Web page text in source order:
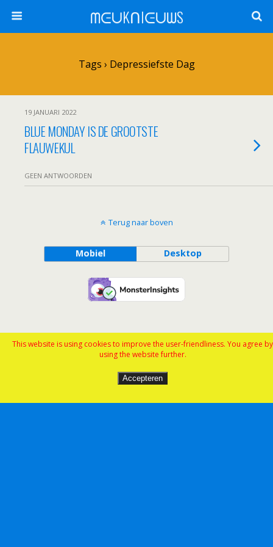
ᗰᕮᑌKᑎIᕮᑌᗯS
Tags › Depressiefste Dag
19 JANUARI 2022
BLUE MONDAY IS DE GROOTSTE
FLAUWEKUL
GEEN ANTWOORDEN
Terug naar boven
Mobiel Desktop
This website is using cookies to improve the user-friendliness. You agree by
using the website further.
Accepteren